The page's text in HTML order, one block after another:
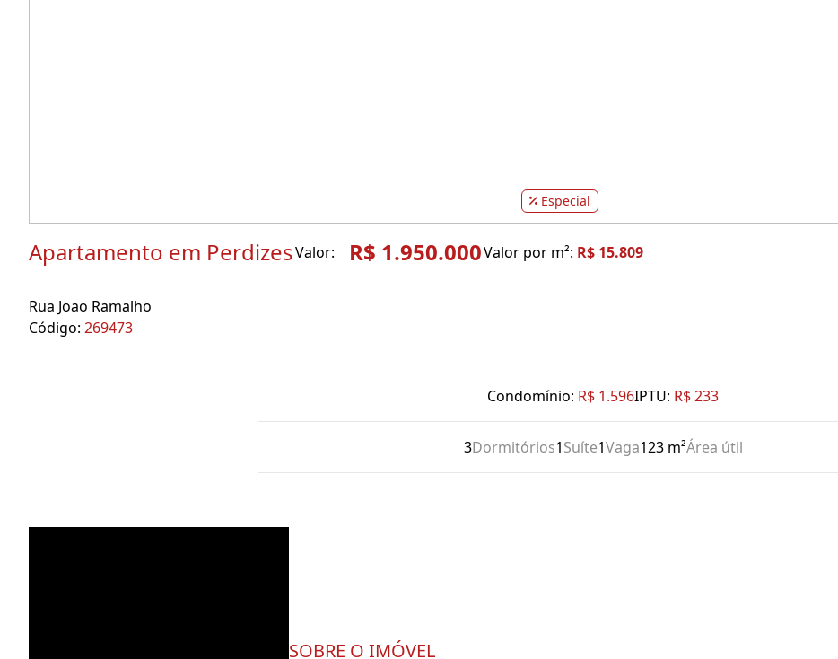
Especial
Apartamento em PerdizesValor: R$ 1.950.000Valor por m²: R$ 15.809
Rua Joao Ramalho
Código: 269473
Condomínio: R$ 1.596IPTU: R$ 233
3Dormitórios1Suíte1Vaga123 m²Área útil
SOBRE O IMÓVEL